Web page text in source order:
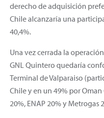
derecho de adquisición
Chile alcanzaría una
40,4%.
Una vez cerrada la
GNL Quintero quedaría
Terminal de Valparaiso
Chile y en un 49% por
20%, ENAP 20% y Metrogas